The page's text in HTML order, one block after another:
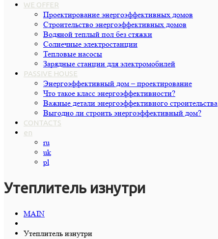
WE OFFER
Проектирование энергоэффективных домов
Строительство энергоэффективных домов
Водяной теплый пол без стяжки
Cолнечные электростанции
Тепловые насосы
Зарядные станции для электромобилей
PASSIVE HOUSE
Энергоэффективный дом – проектирование
Что такое класс энергоэффективности?
Важные детали энергоэффективного строительства
Выгодно ли строить энергоэффективный дом?
CONTACTS
en
ru
uk
pl
Утеплитель изнутри
MAIN
Утеплитель изнутри